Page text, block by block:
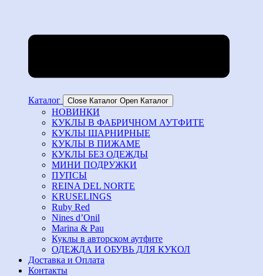
Каталог Close Каталог Open Каталог
НОВИНКИ
КУКЛЫ В ФАБРИЧНОМ АУТФИТЕ
КУКЛЫ ШАРНИРНЫЕ
КУКЛЫ В ПИЖАМЕ
КУКЛЫ БЕЗ ОДЕЖДЫ
МИНИ ПОДРУЖКИ
ПУПСЫ
REINA DEL NORTE
KRUSELINGS
Ruby Red
Nines d’Onil
Marina & Pau
Куклы в авторском аутфите
ОДЕЖДА И ОБУВЬ ДЛЯ КУКОЛ
Доставка и Оплата
Контакты